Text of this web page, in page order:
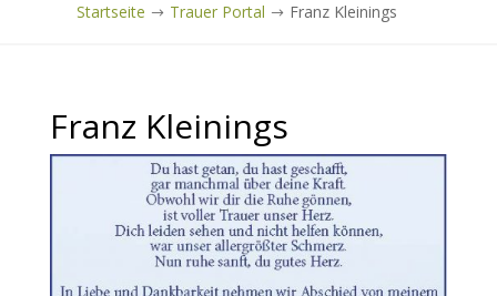
Startseite $ Trauer Portal $ Franz Kleinings
Franz Kleinings